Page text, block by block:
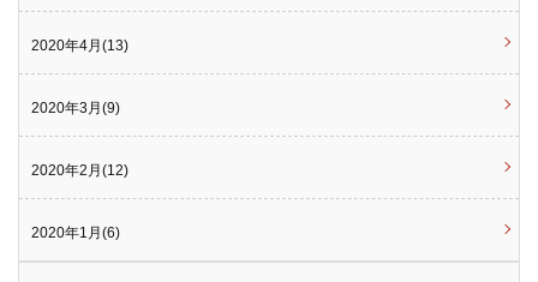
2020年4月(13)
2020年3月(9)
2020年2月(12)
2020年1月(6)